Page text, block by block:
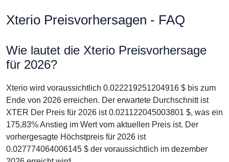
Xterio Preisvorhersagen - FAQ
Wie lautet die Xterio Preisvorhersage
für 2026?
Xterio wird voraussichtlich 0.022219251204916 $ bis zum
Ende von 2026 erreichen. Der erwartete Durchschnitt ist
XTER Der Preis für 2026 ist 0.021122045003801 $, was ein
175,83% Anstieg im Wert vom aktuellen Preis ist. Der
vorhergesagte Höchstpreis für 2026 ist
0.027774064006145 $ der voraussichtlich im dezember